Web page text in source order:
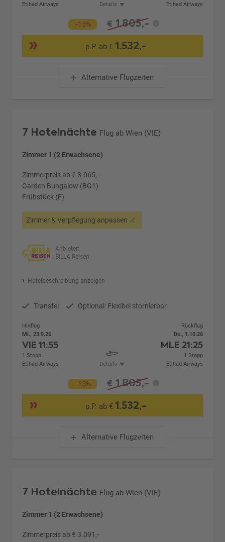
Etihad Airways
Details
Etihad Airways
-15% € 1.805,-
p.P. ab €1.532,-
Alternative Flugzeiten
7 Hotelnächte Flug ab Wien (VIE)
Zimmer 1 (2 Erwachsene)
Zimmerpreis ab € 3.065,-
Garden Bungalow (BG1)
Frühstück (F)
Zimmer & Verpflegung anpassen
Anbieter:
BILLA Reisen
Hotelbeschreibung anzeigen
Transfer Optional: Flexibel stornierbar
Hinflug
Mi., 23.9.26
VIE11:55
1 Stopp
Etihad Airways
Details
Rückflug
Do., 1.10.26
MLE 21:25
1 Stopp
Etihad Airways
-15% € 1.805,-
p.P. ab €1.532,-
Alternative Flugzeiten
7 Hotelnächte Flug ab Wien (VIE)
Zimmer 1 (2 Erwachsene)
Zimmerpreis ab € 3.091,-